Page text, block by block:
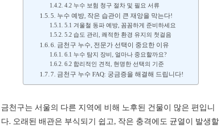
4.2 누수 보험 청구 절차 및 필요 서류
5. 누수 예방, 작은 습관이 큰 재앙을 막는다!
5.1 겨울철 동파 예방, 꼼꼼하게 준비하세요
5.2 습도 관리, 쾌적한 환경 유지의 첫걸음
6. 금천구 누수, 전문가 선택이 중요한 이유
6.1 누수 탐지 장비, 얼마나 중요할까요?
6.2 합리적인 견적, 현명한 선택의 기준
7. 금천구 누수 FAQ: 궁금증을 해결해 드립니다!
금천구는 서울의 다른 지역에 비해 노후된 건물이 많은 편입니
다. 오래된 배관은 부식되기 쉽고, 작은 충격에도 균열이 발생할